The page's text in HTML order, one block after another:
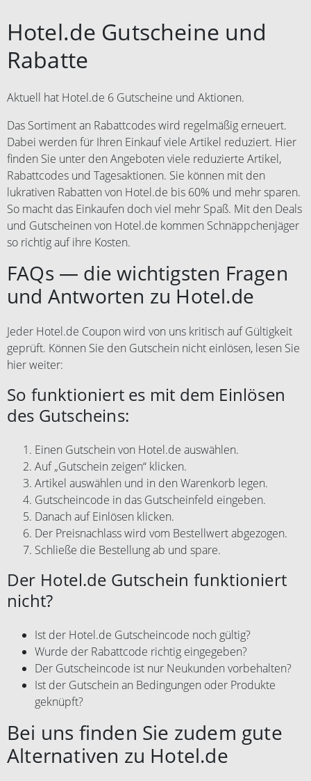
Nichtberechtigten genutzt werden,
werden von der Gesellschaft im
abgesagten Reisen besteht kein
Anspruch auf den Gutschein.
hier:
Gutscheins sind nicht gestattet.
Comvel GmbH gerichtlich verfolgt.
Gutscheine, die nach
Weiterverkauf oder
Vervielfältigung von
Nichtberechtigten genutzt werden,
werden von der Gesellschaft im
Buchungsprozess nicht akzeptiert.
Keine Anwendung auf
Stornierungsgebühren. Bei
abgesagten Reisen besteht kein
Anspruch auf den Gutschein.
Hotel.de Gutscheine und
Rabatte
Aktuell hat Hotel.de 6 Gutscheine und Aktionen.
Das Sortiment an Rabattcodes wird regelmäßig erneuert.
Dabei werden für Ihren Einkauf viele Artikel reduziert. Hier
finden Sie unter den Angeboten viele reduzierte Artikel,
Rabattcodes und Tagesaktionen. Sie können mit den
lukrativen Rabatten von Hotel.de bis 60% und mehr sparen.
So macht das Einkaufen doch viel mehr Spaß. Mit den Deals
und Gutscheinen von Hotel.de kommen Schnäppchenjäger
so richtig auf ihre Kosten.
FAQs — die wichtigsten Fragen
und Antworten zu Hotel.de
Jeder Hotel.de Coupon wird von uns kritisch auf Gültigkeit
geprüft. Können Sie den Gutschein nicht einlösen, lesen Sie
hier weiter:
So funktioniert es mit dem Einlösen
des Gutscheins:
Einen Gutschein von Hotel.de auswählen.
Auf „Gutschein zeigen“ klicken.
Artikel auswählen und in den Warenkorb legen.
Gutscheincode in das Gutscheinfeld eingeben.
Danach auf Einlösen klicken.
Der Preisnachlass wird vom Bestellwert abgezogen.
Schließe die Bestellung ab und spare.
Der Hotel.de Gutschein funktioniert
nicht?
Ist der Hotel.de Gutscheincode noch gültig?
Wurde der Rabattcode richtig eingegeben?
Der Gutscheincode ist nur Neukunden vorbehalten?
Ist der Gutschein an Bedingungen oder Produkte
geknüpft?
Bei uns finden Sie zudem gute
Alternativen zu Hotel.de